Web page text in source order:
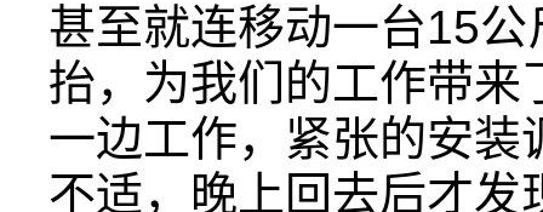
甚至就连移动一台15
抬，为我们的工作带来
一边工作，紧张的安装
不适，晚上回去后才